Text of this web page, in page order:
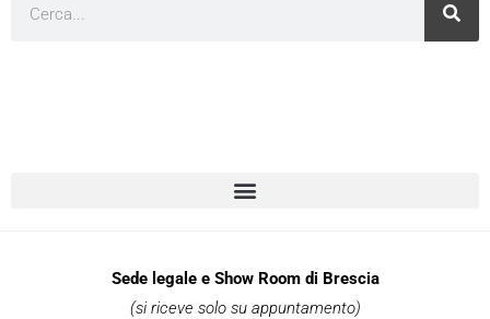
Sede legale e Show Room di Brescia
(si riceve solo su appuntamento)